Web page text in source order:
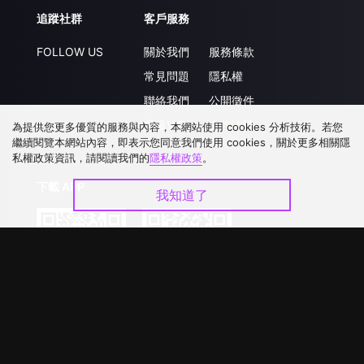
追蹤社群
FOLLOW US
客戶服務
關於我們
常見問題
聯絡我們
升級VIP
服務條款
隱私權
公開徵件
合作洽談
為提供您更多優質的服務與內容，本網站使用 cookies 分析技術。若您
繼續閱覽本網站內容，即表示您同意我們使用 cookies，關於更多相關隱
私權政策資訊，請閱讀我們的隱私權政策。
我知道了